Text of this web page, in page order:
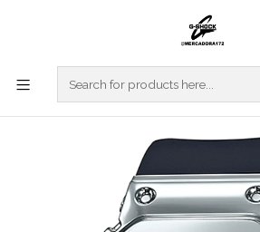
G-SHOCK
Limited Metal S Series GM-